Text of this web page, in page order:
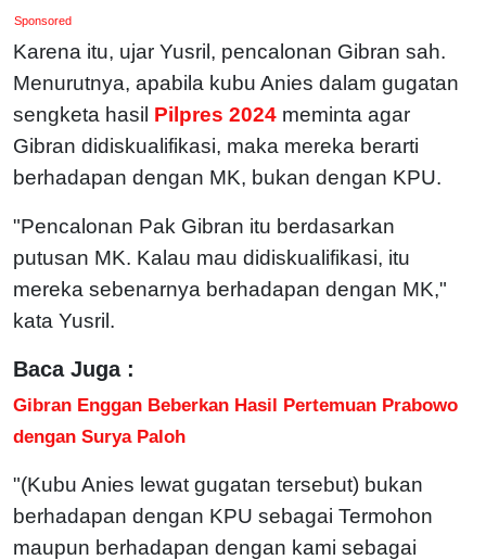
Sponsored
Karena itu, ujar Yusril, pencalonan Gibran sah.
Menurutnya, apabila kubu Anies dalam gugatan
sengketa hasil Pilpres 2024 meminta agar
Gibran didiskualifikasi, maka mereka berarti
berhadapan dengan MK, bukan dengan KPU.
"Pencalonan Pak Gibran itu berdasarkan
putusan MK. Kalau mau didiskualifikasi, itu
mereka sebenarnya berhadapan dengan MK,"
kata Yusril.
Baca Juga :
Gibran Enggan Beberkan Hasil Pertemuan Prabowo
dengan Surya Paloh
"(Kubu Anies lewat gugatan tersebut) bukan
berhadapan dengan KPU sebagai Termohon
maupun berhadapan dengan kami sebagai